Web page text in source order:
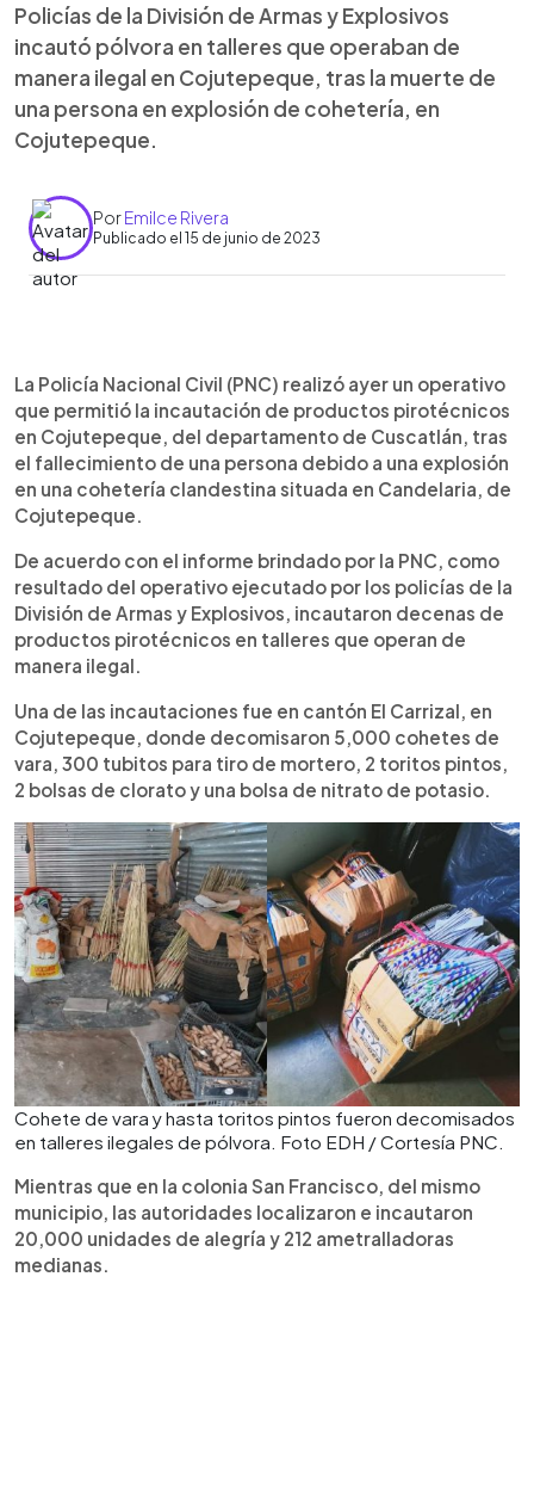
Policías de la División de Armas y Explosivos
incautó pólvora en talleres que operaban de
manera ilegal en Cojutepeque, tras la muerte de
una persona en explosión de cohetería, en
Cojutepeque.
PorEmilce Rivera
Publicado el 15 de junio de 2023
► Escuchar artículo
La Policía Nacional Civil (PNC) realizó ayer un operativo
que permitió la incautación de productos pirotécnicos
en Cojutepeque, del departamento de Cuscatlán, tras
el fallecimiento de una persona debido a una explosión
en una cohetería clandestina situada en Candelaria, de
Cojutepeque.
De acuerdo con el informe brindado por la PNC, como
resultado del operativo ejecutado por los policías de la
División de Armas y Explosivos, incautaron decenas de
productos pirotécnicos en talleres que operan de
manera ilegal.
Una de las incautaciones fue en cantón El Carrizal, en
Cojutepeque, donde decomisaron 5,000 cohetes de
vara, 300 tubitos para tiro de mortero, 2 toritos pintos,
2 bolsas de clorato y una bolsa de nitrato de potasio.
Cohete de vara y hasta toritos pintos fueron decomisados
en talleres ilegales de pólvora. Foto EDH / Cortesía PNC.
Mientras que en la colonia San Francisco, del mismo
municipio, las autoridades localizaron e incautaron
20,000 unidades de alegría y 212 ametralladoras
medianas.